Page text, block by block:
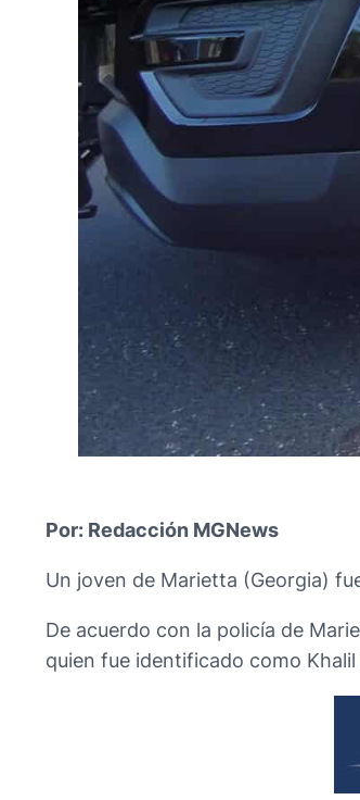
Por: Redacción MGNews
Un joven de Marietta (Georgia)
De acuerdo con la policía de
quien fue identificado como